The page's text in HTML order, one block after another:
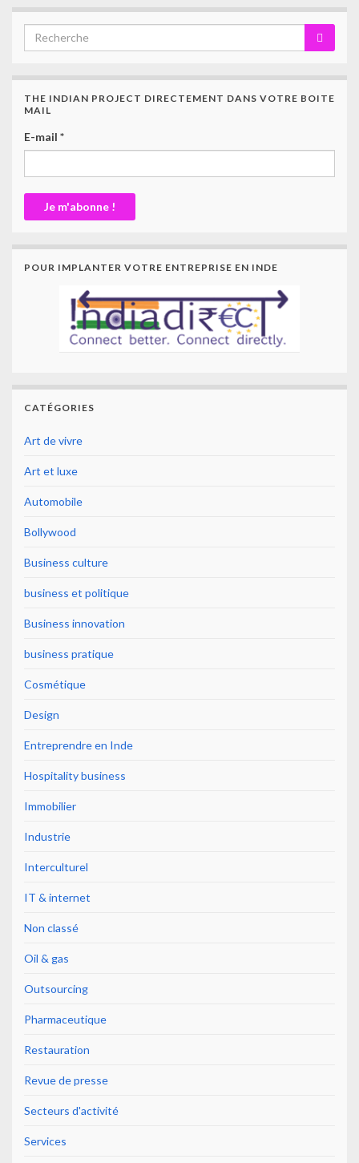
THE INDIAN PROJECT DIRECTEMENT DANS VOTRE BOITE
MAIL
E-mail *
POUR IMPLANTER VOTRE ENTREPRISE EN INDE
CATÉGORIES
Art de vivre
Art et luxe
Automobile
Bollywood
Business culture
business et politique
Business innovation
business pratique
Cosmétique
Design
Entreprendre en Inde
Hospitality business
Immobilier
Industrie
Interculturel
IT & internet
Non classé
Oil & gas
Outsourcing
Pharmaceutique
Restauration
Revue de presse
Secteurs d'activité
Services